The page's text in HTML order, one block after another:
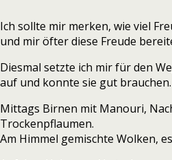
Ich sollte mir merken, wie viel
und mir öfter diese Freude
Diesmal setzte ich mir für den
auf und konnte sie gut brauchen.
Mittags Birnen mit Manouri,
Trockenpflaumen.
Am Himmel gemischte Wolken,